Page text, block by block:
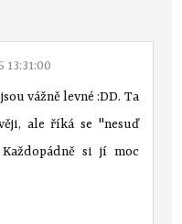
13:31:00
vážně levné :DD. Ta
ale říká se "nesuď
si jí moc